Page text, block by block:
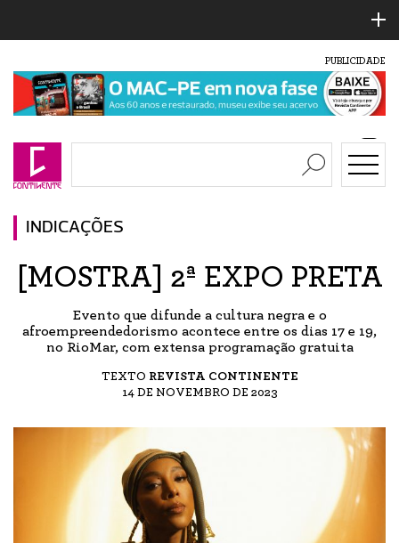
PUBLICIDADE
INDICAÇÕES
[MOSTRA] 2ª EXPO PRETA
Evento que difunde a cultura negra e o
afroempreendedorismo acontece entre os dias 17 e 19,
no RioMar, com extensa programação gratuita
TEXTO REVISTA CONTINENTE
14 DE NOVEMBRO DE 2023